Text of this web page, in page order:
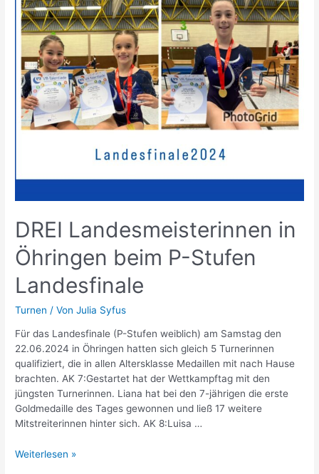
DREI Landesmeisterinnen in
Öhringen beim P-Stufen
Landesfinale
Turnen / VonJulia Syfus
Für das Landesfinale (P-Stufen weiblich) am Samstag den
22.06.2024 in Öhringen hatten sich gleich 5 Turnerinnen
qualifiziert, die in allen Altersklasse Medaillen mit nach Hause
brachten. AK 7:Gestartet hat der Wettkampftag mit den
jüngsten Turnerinnen. Liana hat bei den 7-jährigen die erste
Goldmedaille des Tages gewonnen und ließ 17 weitere
Mitstreiterinnen hinter sich. AK 8:Luisa …
DREI
Weiterlesen »